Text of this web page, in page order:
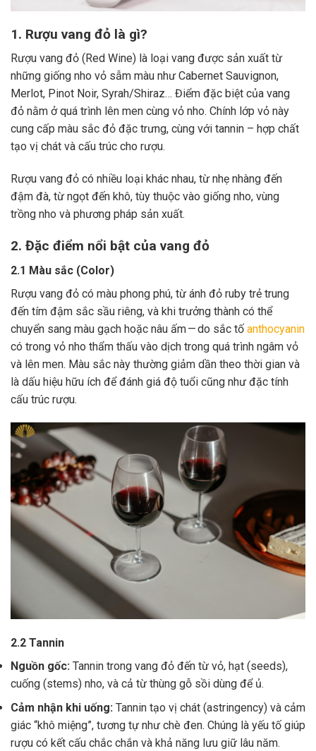
1. Rượu vang đỏ là gì?
Rượu vang đỏ (Red Wine) là loại vang được sản xuất từ
những giống nho vỏ sẫm màu như Cabernet Sauvignon,
Merlot, Pinot Noir, Syrah/Shiraz… Điểm đặc biệt của vang
đỏ nằm ở quá trình lên men cùng vỏ nho. Chính lớp vỏ này
cung cấp màu sắc đỏ đặc trưng, cùng với tannin – hợp chất
tạo vị chát và cấu trúc cho rượu.
Rượu vang đỏ có nhiều loại khác nhau, từ nhẹ nhàng đến
đậm đà, từ ngọt đến khô, tùy thuộc vào giống nho, vùng
trồng nho và phương pháp sản xuất.
2. Đặc điểm nổi bật của vang đỏ
2.1 Màu sắc (Color)
Rượu vang đỏ có màu phong phú, từ ánh đỏ ruby trẻ trung
đến tím đậm sắc sầu riêng, và khi trưởng thành có thể
chuyển sang màu gạch hoặc nâu ấm — do sắc tố anthocyanin
có trong vỏ nho thẩm thấu vào dịch trong quá trình ngâm vỏ
và lên men. Màu sắc này thường giảm dần theo thời gian và
là dấu hiệu hữu ích để đánh giá độ tuổi cũng như đặc tính
cấu trúc rượu.
2.2 Tannin
Nguồn gốc: Tannin trong vang đỏ đến từ vỏ, hạt (seeds),
cuống (stems) nho, và cả từ thùng gỗ sồi dùng để ủ.
Cảm nhận khi uống: Tannin tạo vị chát (astringency) và cảm
giác “khô miệng”, tương tự như chè đen. Chúng là yếu tố giúp
rượu có kết cấu chắc chắn và khả năng lưu giữ lâu năm.